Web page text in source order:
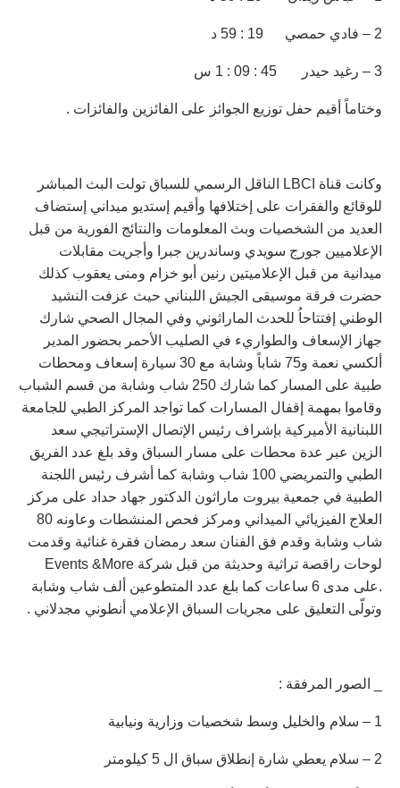
2 – فادي حمصي 19 : 59 د
3 – رغيد حيدر 45 : 09 : 1 س
وختاماً أقيم حفل توزيع الجوائز على الفائزين والفائزات .
وكانت قناة LBCI الناقل الرسمي للسباق تولت البث المباشر
للوقائع والفقرات على إختلافها وأقيم إستديو ميداني إستضاف
العديد من الشخصيات وبث المعلومات والنتائج الفورية من قبل
الإعلاميين جورج سويدي وساندرين جبرا وأجريت مقابلات
ميدانية من قبل الإعلاميتين رنين أبو خزام ومنى يعقوب كذلك
حضرت فرقة موسيقى الجيش اللبناني حيث عزفت النشيد
الوطني إفتتاحاُ للحدث الماراثوني وفي المجال الصحي شارك
جهاز الإسعاف والطواريء في الصليب الأحمر بحضور المدير
ألكسي نعمة و75 شاباً وشابة مع 30 سيارة إسعاف ومحطات
طبية على المسار كما شارك 250 شاب وشابة من قسم الشباب
وقاموا بمهمة إقفال المسارات كما تواجد المركز الطبي للجامعة
اللبنانية الأميركية بإشراف رئيس الإتصال الإستراتيجي سعد
الزين عبر عدة محطات على مسار السباق وقد بلغ عدد الفريق
الطبي والتمريضي 100 شاب وشابة كما أشرف رئيس اللجنة
الطبية في جمعية بيروت ماراثون الدكتور جهاد حداد على مركز
العلاج الفيزيائي الميداني ومركز فحص المنشطات وعاونه 80
شاب وشابة وقدم فق الفنان سعد رمضان فقرة غنائية وقدمت
لوحات راقصة تراثية وحديثة من قبل شركة Events &More
.على مدى 6 ساعات كما بلغ عدد المتطوعين ألف شاب وشابة
وتولّى التعليق على مجريات السباق الإعلامي أنطوني مجدلاني .
_ الصور المرفقة :
1 – سلام والخليل وسط شخصيات وزارية ونيابية
2 – سلام يعطي شارة إنطلاق سباق ال 5 كيلومتر